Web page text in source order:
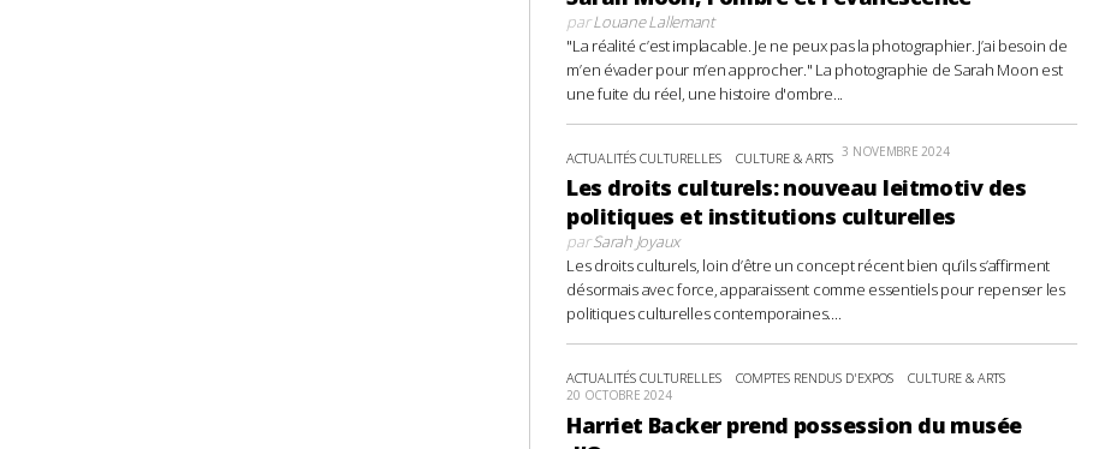
parLouane Lallemant
"La réalité c’est implacable. Je ne peux pas la photographier. J’ai besoin de
m’en évader pour m’en approcher." La photographie de Sarah Moon est
une fuite du réel, une histoire d'ombre...
ACTUALITÉS CULTURELLES CULTURE & ARTS 3 NOVEMBRE 2024
Les droits culturels: nouveau leitmotiv des
politiques et institutions culturelles
parSarah Joyaux
Les droits culturels, loin d’être un concept récent bien qu’ils s’affirment
désormais avec force, apparaissent comme essentiels pour repenser les
politiques culturelles contemporaines....
ACTUALITÉS CULTURELLES COMPTES RENDUS D'EXPOS CULTURE & ARTS
20 OCTOBRE 2024
Harriet Backer prend possession du musée